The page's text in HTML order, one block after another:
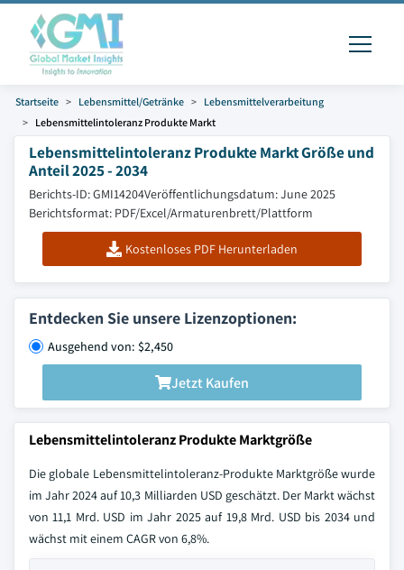
Startseite Lebensmittel/Getränke
Lebensmittelverarbeitung
Lebensmittelintoleranz Produkte Markt
Lebensmittelintoleranz Produkte Markt Größe und
Anteil 2025 - 2034
Berichts-ID: GMI14204Veröffentlichungsdatum: June 2025
Berichtsformat: PDF/Excel/Armaturenbrett/Plattform
Kostenloses PDF Herunterladen
Entdecken Sie unsere Lizenzoptionen:
Ausgehend von: $2,450
Jetzt Kaufen
Lebensmittelintoleranz Produkte Marktgröße
Die globale Lebensmittelintoleranz-Produkte Marktgröße wurde
im Jahr 2024 auf 10,3 Milliarden USD geschätzt. Der Markt wächst
von 11,1 Mrd. USD im Jahr 2025 auf 19,8 Mrd. USD bis 2034 und
wächst mit einem CAGR von 6,8%.